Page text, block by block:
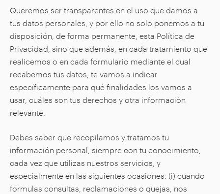
Queremos ser transparentes en el uso que damos a
tus datos personales, y por ello no solo ponemos a tu
disposición, de forma permanente, esta Política de
Privacidad, sino que además, en cada tratamiento que
realicemos o en cada formulario mediante el cual
recabemos tus datos, te vamos a indicar
específicamente para qué finalidades los vamos a
usar, cuáles son tus derechos y otra información
relevante.
Debes saber que recopilamos y tratamos tu
información personal, siempre con tu conocimiento,
cada vez que utilizas nuestros servicios, y
especialmente en las siguientes ocasiones: (i) cuando
formulas consultas, reclamaciones o quejas, nos